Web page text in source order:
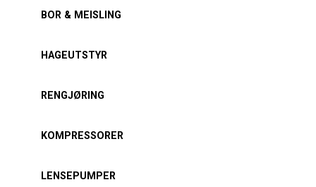
BOR & MEISLING
HAGEUTSTYR
RENGJØRING
KOMPRESSORER
LENSEPUMPER